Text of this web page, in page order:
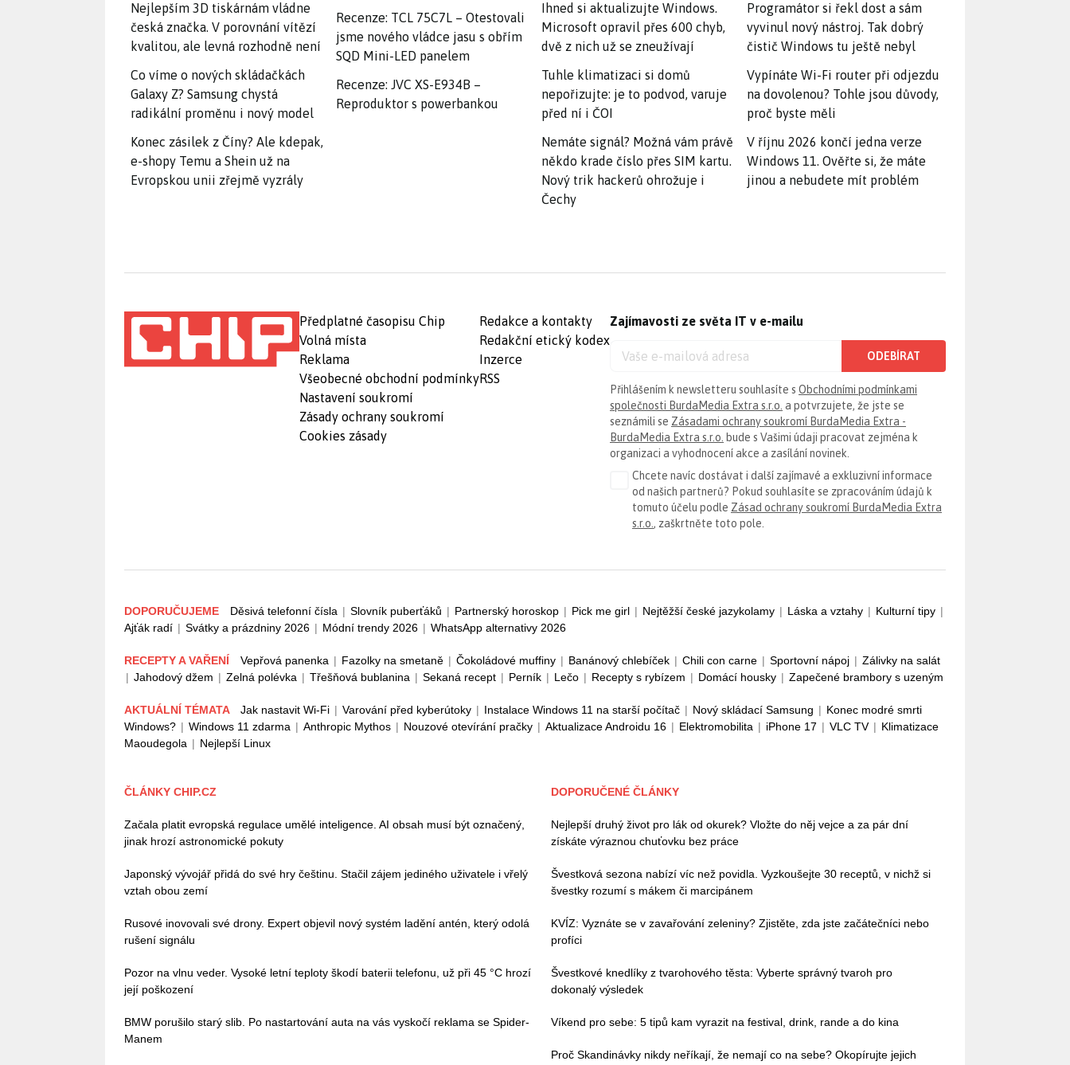
Nejlepším 3D tiskárnám vládne
česká značka. V porovnání vítězí
kvalitou, ale levná rozhodně není
Co víme o nových skládačkách
Galaxy Z? Samsung chystá
radikální proměnu i nový model
Konec zásilek z Číny? Ale kdepak,
e-shopy Temu a Shein už na
Evropskou unii zřejmě vyzrály
Recenze: TCL 75C7L – Otestovali
jsme nového vládce jasu s obřím
SQD Mini-LED panelem
Recenze: JVC XS-E934B –
Reproduktor s powerbankou
Ihned si aktualizujte Windows.
Microsoft opravil přes 600 chyb,
dvě z nich už se zneužívají
Tuhle klimatizaci si domů
nepořizujte: je to podvod, varuje
před ní i ČOI
Nemáte signál? Možná vám právě
někdo krade číslo přes SIM kartu.
Nový trik hackerů ohrožuje i
Čechy
Programátor si řekl dost a sám
vyvinul nový nástroj. Tak dobrý
čistič Windows tu ještě nebyl
Vypínáte Wi-Fi router při odjezdu
na dovolenou? Tohle jsou důvody,
proč byste měli
V říjnu 2026 končí jedna verze
Windows 11. Ověřte si, že máte
jinou a nebudete mít problém
Předplatné časopisu Chip
Volná místa
Reklama
Všeobecné obchodní podmínky
Nastavení soukromí
Zásady ochrany soukromí
Cookies zásady
Redakce a kontakty
Redakční etický kodex
Inzerce
RSS
Zajímavosti ze světa IT v e-mailu
ODEBÍRAT
Přihlášením k newsletteru souhlasíte s Obchodními podmínkami
společnosti BurdaMedia Extra s.r.o. a potvrzujete, že jste se
seznámili se Zásadami ochrany soukromí BurdaMedia Extra -
BurdaMedia Extra s.r.o. bude s Vašimi údaji pracovat zejména k
organizaci a vyhodnocení akce a zasílání novinek.
Chcete navíc dostávat i další zajímavé a exkluzivní informace
od našich partnerů? Pokud souhlasíte se zpracováním údajů k
tomuto účelu podle Zásad ochrany soukromí BurdaMedia Extra
s.r.o. , zaškrtněte toto pole.
DOPORUČUJEME Děsivá telefonní čísla | Slovník puberťáků | Partnerský horoskop | Pick me girl | Nejtěžší české jazykolamy | Láska a vztahy | Kulturní tipy |
Ajťák radí | Svátky a prázdniny 2026 | Módní trendy 2026 | WhatsApp alternativy 2026
RECEPTY A VAŘENÍ Vepřová panenka | Fazolky na smetaně | Čokoládové muffiny | Banánový chlebíček | Chili con carne | Sportovní nápoj | Zálivky na salát
| Jahodový džem | Zelná polévka | Třešňová bublanina | Sekaná recept | Perník | Lečo | Recepty s rybízem | Domácí housky | Zapečené brambory s uzeným
AKTUÁLNÍ TÉMATA Jak nastavit Wi-Fi | Varování před kyberútoky | Instalace Windows 11 na starší počítač | Nový skládací Samsung | Konec modré smrti
Windows? | Windows 11 zdarma | Anthropic Mythos | Nouzové otevírání pračky | Aktualizace Androidu 16 | Elektromobilita | iPhone 17 | VLC TV | Klimatizace
Maoudegola | Nejlepší Linux
ČLÁNKY CHIP.CZ
Začala platit evropská regulace umělé inteligence. AI obsah musí být označený,
jinak hrozí astronomické pokuty
Japonský vývojář přidá do své hry češtinu. Stačil zájem jediného uživatele i vřelý
vztah obou zemí
Rusové inovovali své drony. Expert objevil nový systém ladění antén, který odolá
rušení signálu
Pozor na vlnu veder. Vysoké letní teploty škodí baterii telefonu, už při 45 °C hrozí
její poškození
BMW porušilo starý slib. Po nastartování auta na vás vyskočí reklama se Spider-
Manem
DOPORUČENÉ ČLÁNKY
Nejlepší druhý život pro lák od okurek? Vložte do něj vejce a za pár dní
získáte výraznou chuťovku bez práce
Švestková sezona nabízí víc než povidla. Vyzkoušejte 30 receptů, v nichž si
švestky rozumí s mákem či marcipánem
KVÍZ: Vyznáte se v zavařování zeleniny? Zjistěte, zda jste začátečníci nebo
profíci
Švestkové knedlíky z tvarohového těsta: Vyberte správný tvaroh pro
dokonalý výsledek
Víkend pro sebe: 5 tipů kam vyrazit na festival, drink, rande a do kina
Proč Skandinávky nikdy neříkají, že nemají co na sebe? Okopírujte jejich